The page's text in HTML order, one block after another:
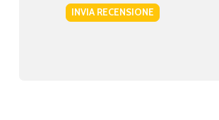
INVIA RECENSIONE